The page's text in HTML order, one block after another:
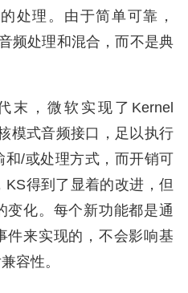
处理。由于简单可靠，
频处理和混合，而不是典
末，微软实现了Kernel
模式音频接口，足以执行
/或处理方式，而开销可
KS得到了显着的改进，但
变化。每个新功能都是通
件来实现的，不会影响基
容性。